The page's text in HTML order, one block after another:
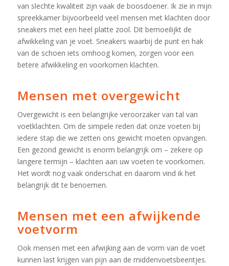
van slechte kwaliteit zijn vaak de boosdoener. Ik zie in mijn
spreekkamer bijvoorbeeld veel mensen met klachten door
sneakers met een heel platte zool. Dit bemoeilijkt de
afwikkeling van je voet. Sneakers waarbij de punt en hak
van de schoen iets omhoog komen, zorgen voor een
betere afwikkeling en voorkomen klachten.
Mensen met overgewicht
Overgewicht is een belangrijke veroorzaker van tal van
voetklachten. Om de simpele reden dat onze voeten bij
iedere stap die we zetten ons gewicht moeten opvangen.
Een gezond gewicht is enorm belangrijk om – zekere op
langere termijn – klachten aan uw voeten te voorkomen.
Het wordt nog vaak onderschat en daarom vind ik het
belangrijk dit te benoemen.
Mensen met een afwijkende
voetvorm
Ook mensen met een afwijking aan de vorm van de voet
kunnen last krijgen van pijn aan de middenvoetsbeentjes.